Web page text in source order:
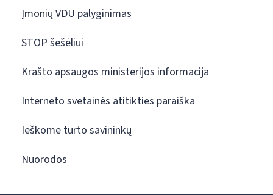
Įmonių VDU palyginimas
STOP šešėliui
Krašto apsaugos ministerijos informacija
Interneto svetainės atitikties paraiška
Ieškome turto savininkų
Nuorodos